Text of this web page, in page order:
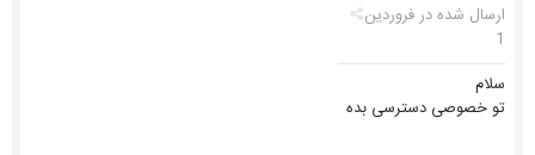
ارسال شده درفروردین
1
سلام
تو خصوصی دسترسی بده